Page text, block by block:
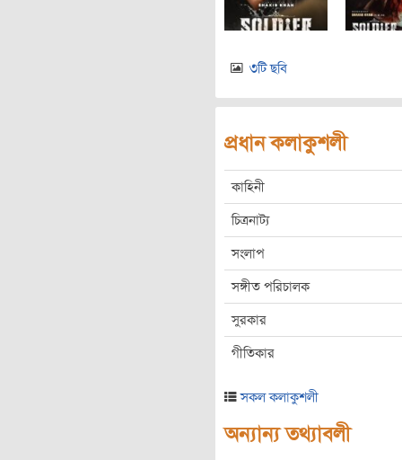
৩টি ছবি
প্রধান কলাকুশলী
কাহিনী
চিত্রনাট্য
সংলাপ
সঙ্গীত পরিচালক
সুরকার
গীতিকার
সকল কলাকুশলী
অন্যান্য তথ্যাবলী